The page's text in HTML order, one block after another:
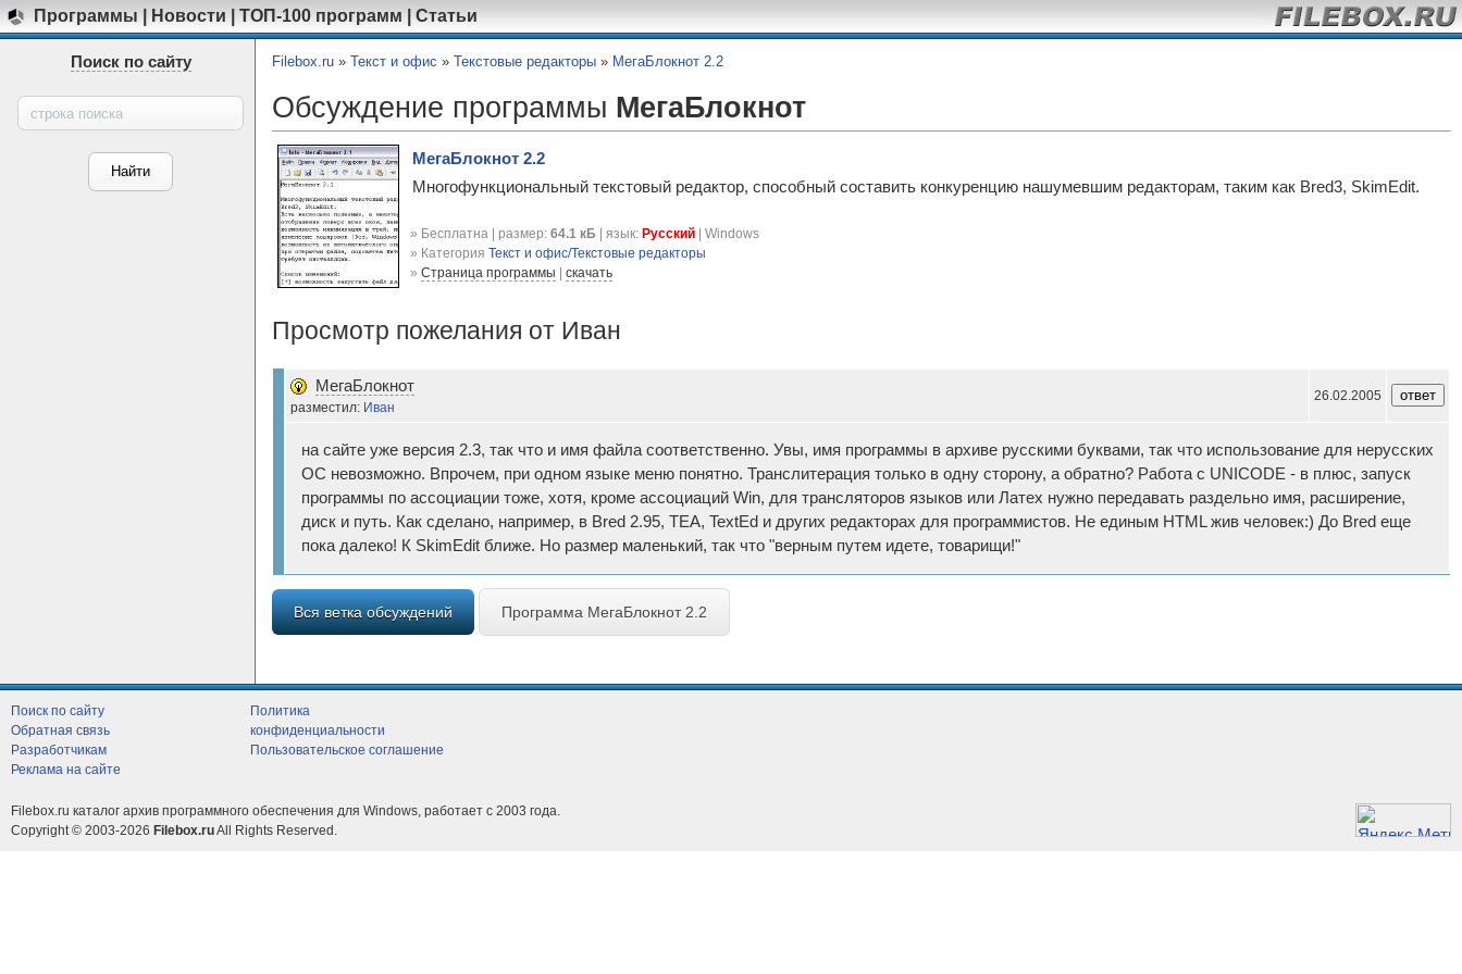
Программы Новости ТОП-100 программ Статьи
Поиск по сайту Filebox.ru » Текст и офис » Текстовые редакторы » МегаБлокнот 2.2
Обсуждение программы МегаБлокнот
МегаБлокнот 2.2
Многофункциональный текстовый редактор, способный составить конкуренцию нашумевшим редакторам, таким как Bred3, SkimEdit.
» Бесплатна | размер: 64.1 кБ | язык: Русский | Windows
» Категория Текст и офис/Текстовые редакторы
» Страница программы скачать
Просмотр пожелания от Иван
МегаБлокнот
разместил: Иван
26.02.2005
на сайте уже версия 2.3, так что и имя файла соответственно. Увы, имя программы в архиве русскими буквами, так что использование для нерусских
ОС невозможно. Впрочем, при одном языке меню понятно. Транслитерация только в одну сторону, а обратно? Работа с UNICODE - в плюс, запуск
программы по ассоциации тоже, хотя, кроме ассоциаций Win, для трансляторов языков или Латех нужно передавать раздельно имя, расширение,
диск и путь. Как сделано, например, в Bred 2.95, TEA, TextEd и других редакторах для программистов. Не единым HTML жив человек:) До Bred еще
пока далеко! К SkimEdit ближе. Но размер маленький, так что "верным путем идете, товарищи!"
Вся ветка обсуждений Программа МегаБлокнот 2.2
Поиск по сайту
Обратная связь
Разработчикам
Реклама на сайте
Политика
конфиденциальности
Пользовательское соглашение
Filebox.ru каталог архив программного обеспечения для Windows, работает с 2003 года.
Copyright © 2003-2026 Filebox.ruAll Rights Reserved.